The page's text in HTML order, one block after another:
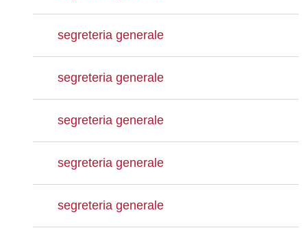
segreteria generale
segreteria generale
segreteria generale
segreteria generale
segreteria generale